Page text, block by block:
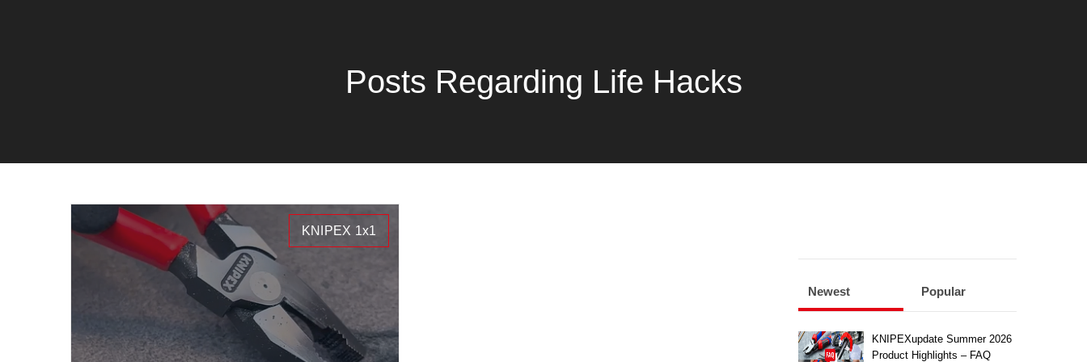
Posts Regarding Life Hacks
KNIPEX 1x1
Newest Popular
KNIPEXupdate Summer 2026
Product Highlights – FAQ